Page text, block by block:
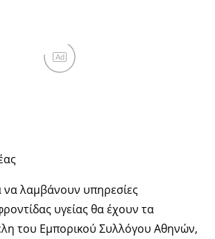
Ad
λαμβάνουν υπηρεσίες
υγείας θα έχουν τα
του Εμπορικού Συλλόγου Αθηνών,